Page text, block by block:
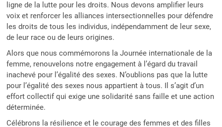
ligne de la lutte pour les droits. Nous devons amplifier leurs
voix et renforcer les alliances intersectionnelles pour défendre
les droits de tous les individus, indépendamment de leur sexe,
de leur race ou de leurs origines.
Alors que nous commémorons la Journée internationale de la
femme, renouvelons notre engagement à l’égard du travail
inachevé pour l’égalité des sexes. N’oublions pas que la lutte
pour l’égalité des sexes nous appartient à tous. Il s’agit d’un
effort collectif qui exige une solidarité sans faille et une action
déterminée.
Célébrons la résilience et le courage des femmes et des filles